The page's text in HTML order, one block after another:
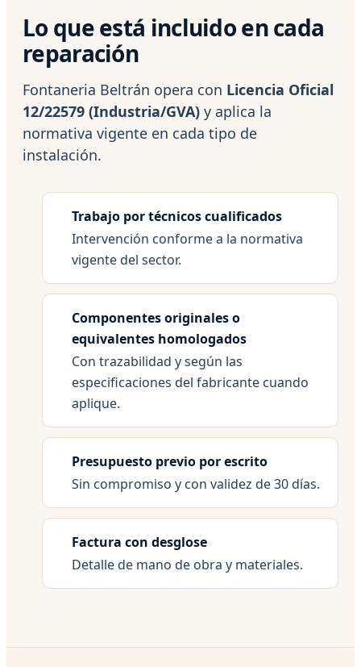
Lo que está incluido en cada
reparación
Fontaneria Beltrán opera con Licencia Oficial
12/22579 (Industria/GVA) y aplica la
normativa vigente en cada tipo de
instalación.
Trabajo por técnicos cualificados
Intervención conforme a la normativa
vigente del sector.
Componentes originales o
equivalentes homologados
Con trazabilidad y según las
especificaciones del fabricante cuando
aplique.
Presupuesto previo por escrito
Sin compromiso y con validez de 30 días.
Factura con desglose
Detalle de mano de obra y materiales.